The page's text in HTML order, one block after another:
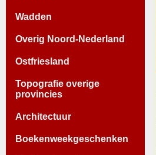
Wadden
Overig Noord-Nederland
Ostfriesland
Topografie overige
provincies
Architectuur
Boekenweekgeschenken